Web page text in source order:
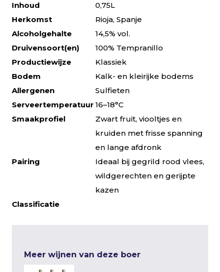
Inhoud
0,75L
Herkomst
Rioja, Spanje
Alcoholgehalte
14,5% vol.
Druivensoort(en)
100% Tempranillo
Productiewijze
Klassiek
Bodem
Kalk- en kleirijke bodems
Allergenen
Sulfieten
Serveertemperatuur 16–18°C
Smaakprofiel
Zwart fruit, viooltjes en
kruiden met frisse spanning
en lange afdronk
Pairing
Ideaal bij gegrild rood vlees,
wildgerechten en gerijpte
kazen
Classificatie
Meer wijnen van deze boer